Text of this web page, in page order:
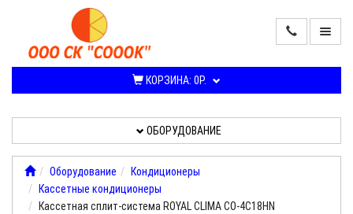
КОРЗИНА: 0Р.
ПРОДАЖА
СИСТЕМ
УСЛУГИ,
ОБОРУДОВАНИЕ
Оборудование
Кондиционеры
Кассетные кондиционеры
Кассетная сплит-система ROYAL CLIMA CO-4C18HN